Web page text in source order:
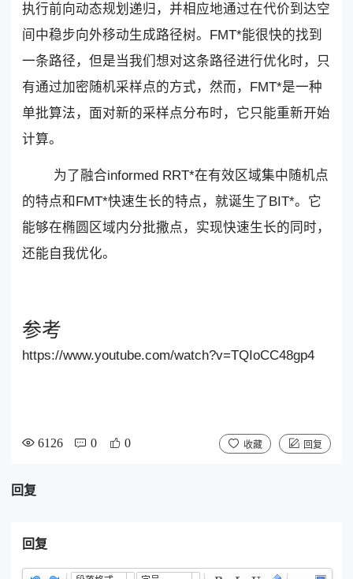
执行前向动态规划递归，并相应地通过在代价到达空
间中稳步向外移动生成路径树。FMT*能很快的找到
一条路径，但是当我们想对这条路径进行优化时，只
有通过加密随机采样点的方式，然而，FMT*是一种
单批算法，面对新的采样点分布时，它只能重新开始
计算。
为了融合informed RRT*在有效区域集中随机点
的特点和FMT*快速生长的特点，就诞生了BIT*。它
能够在椭圆区域内分批撒点，实现快速生长的同时，
还能自我优化。
参考
https://www.youtube.com/watch?v=TQIoCC48gp4
6126 0 0 收藏 回复
回复
回复